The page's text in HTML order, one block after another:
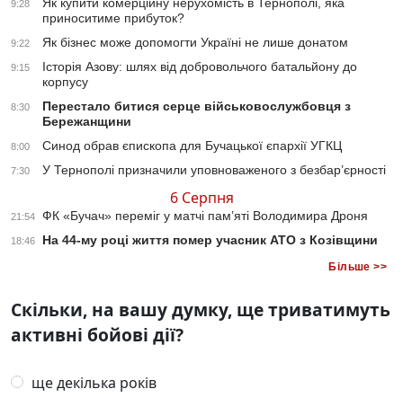
9:28
приноситиме прибуток?
9:22 Як бізнес може допомогти Україні не лише донатом
9:15
Історія Азову: шлях від добровольчого батальйону до
корпусу
8:30
Перестало битися серце військовослужбовця з
Бережанщини
8:00 Синод обрав єпископа для Бучацької єпархії УГКЦ
7:30 У Тернополі призначили уповноваженого з безбар’єрності
6 Серпня
21:54 ФК «Бучач» переміг у матчі пам’яті Володимира Дроня
18:46 На 44-му році життя помер учасник АТО з Козівщини
Більше >>
Скільки, на вашу думку, ще триватимуть
активні бойові дії?
ще декілька років